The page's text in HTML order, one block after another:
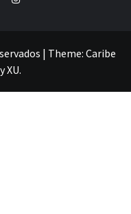
| Theme: Caribe
XU.